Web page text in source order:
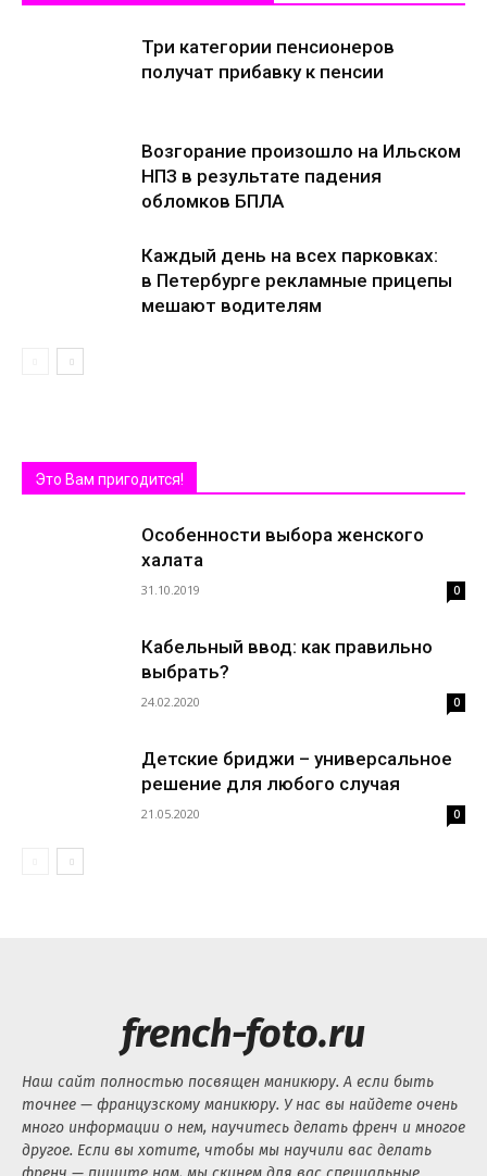
Три категории пенсионеров
получат прибавку к пенсии
Возгорание произошло на Ильском
НПЗ в результате падения
обломков БПЛА
Каждый день на всех парковках:
в Петербурге рекламные прицепы
мешают водителям
Это Вам пригодится!
Особенности выбора женского
халата
31.10.2019 0
Кабельный ввод: как правильно
выбрать?
24.02.2020 0
Детские бриджи – универсальное
решение для любого случая
21.05.2020 0
french-foto.ru
Наш сайт полностью посвящен маникюру. А если быть
точнее — французскому маникюру. У нас вы найдете очень
много информации о нем, научитесь делать френч и многое
другое. Если вы хотите, чтобы мы научили вас делать